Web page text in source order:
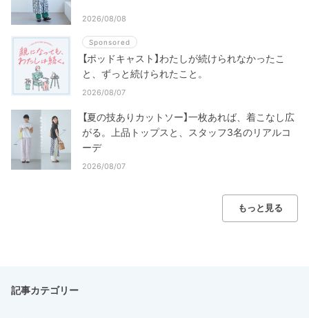
2026/08/08
Sponsored
【ポッドキャスト】わたしが続けられなかったこ
と、ずっと続けられたこと。
2026/08/07
【夏の技ありカットソー】一枚あれば、着こなし広
がる。上品トップスと、スタッフ3名のリアルコ
ーデ
2026/08/07
もっと見る
記事カテゴリー